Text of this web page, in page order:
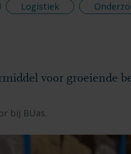
Logistiek
voor groeiende
bij BUas.